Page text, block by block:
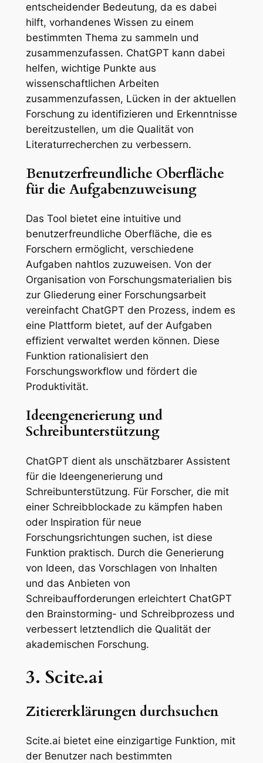
entscheidender Bedeutung, da es dabei
hilft, vorhandenes Wissen zu einem
bestimmten Thema zu sammeln und
zusammenzufassen. ChatGPT kann dabei
helfen, wichtige Punkte aus
wissenschaftlichen Arbeiten
zusammenzufassen, Lücken in der aktuellen
Forschung zu identifizieren und Erkenntnisse
bereitzustellen, um die Qualität von
Literaturrecherchen zu verbessern.
Benutzerfreundliche Oberfläche
für die Aufgabenzuweisung
Das Tool bietet eine intuitive und
benutzerfreundliche Oberfläche, die es
Forschern ermöglicht, verschiedene
Aufgaben nahtlos zuzuweisen. Von der
Organisation von Forschungsmaterialien bis
zur Gliederung einer Forschungsarbeit
vereinfacht ChatGPT den Prozess, indem es
eine Plattform bietet, auf der Aufgaben
effizient verwaltet werden können. Diese
Funktion rationalisiert den
Forschungsworkflow und fördert die
Produktivität.
Ideengenerierung und
Schreibunterstützung
ChatGPT dient als unschätzbarer Assistent
für die Ideengenerierung und
Schreibunterstützung. Für Forscher, die mit
einer Schreibblockade zu kämpfen haben
oder Inspiration für neue
Forschungsrichtungen suchen, ist diese
Funktion praktisch. Durch die Generierung
von Ideen, das Vorschlagen von Inhalten
und das Anbieten von
Schreibaufforderungen erleichtert ChatGPT
den Brainstorming- und Schreibprozess und
verbessert letztendlich die Qualität der
akademischen Forschung.
3. Scite.ai
Zitiererklärungen durchsuchen
Scite.ai bietet eine einzigartige Funktion, mit
der Benutzer nach bestimmten